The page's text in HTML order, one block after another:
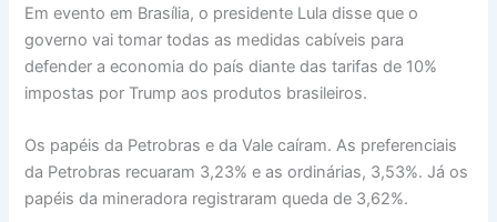
Em evento em Brasília, o presidente Lula disse que o
governo vai tomar todas as medidas cabíveis para
defender a economia do país diante das tarifas de 10%
impostas por Trump aos produtos brasileiros.
Os papéis da Petrobras e da Vale caíram. As preferenciais
da Petrobras recuaram 3,23% e as ordinárias, 3,53%. Já os
papéis da mineradora registraram queda de 3,62%.